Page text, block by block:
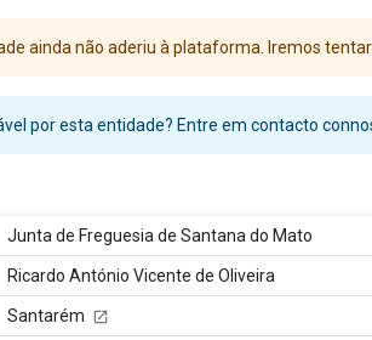
ainda não aderiu à plataforma. Iremos
por esta entidade? Entre em contacto
Junta de Freguesia de Santana do Mato
Ricardo António Vicente de Oliveira
Santarém